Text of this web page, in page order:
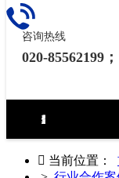
咨询热线
020-85562199
环境试验设备控制
力学试验设备控制
热泵（冷水机）控
食品烘焙设备控制
工业烘烤设备控制
生化药品类控制器
无纸记录仪
电房环境控制器
 当前位置：